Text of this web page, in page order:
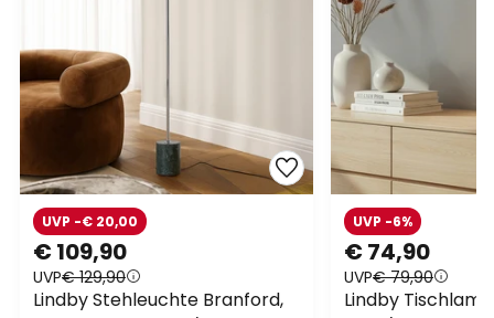
€ 109,90
UVP€ 129,90
UVP -€ 20,00
Lindby Stehleuchte Branford,
€ 74,90
UVP€ 79,90
UVP -6%
Lindby